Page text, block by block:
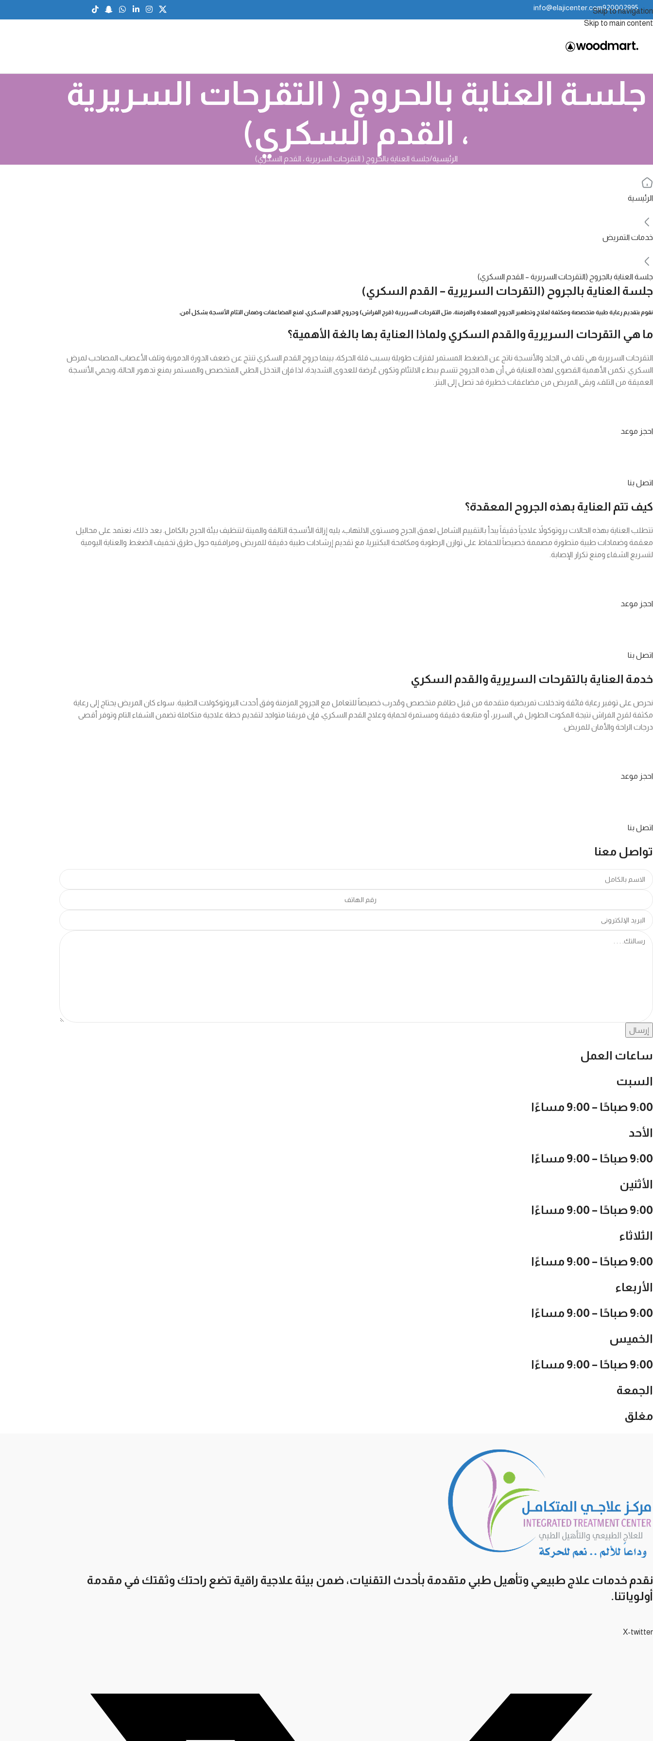
Skip to navigation
Skip to main content
920002995
info@elajicenter.com
جلسة العناية بالحروج ( التقرحات السريرية
، القدم السكري)
الرئيسية جلسة العناية بالحروج ( التقرحات السريرية ، القدم السكري)
الرئيسية
خدمات التمريض
جلسة العناية بالجروح (التقرحات السريرية – القدم السكري)
جلسة العناية بالجروح (التقرحات السريرية – القدم السكري)
نقوم بتقديم رعاية طبية متخصصة ومكثفة لعلاج وتطهير الجروح المعقدة والمزمنة، مثل التقرحات السريرية (قرح الفراش) وجروح القدم السكري، لمنع المضاعفات وضمان التئام الأنسجة بشكل آمن.
ما هي التقرحات السريرية والقدم السكري ولماذا العناية بها بالغة الأهمية؟
التقرحات السريرية هي تلف في الجلد والأنسجة ناتج عن الضغط المستمر لفترات طويلة بسبب قلة الحركة، بينما جروح القدم السكري تنتج عن ضعف الدورة الدموية وتلف الأعصاب المصاحب لمرض
السكري. تكمن الأهمية القصوى لهذه العناية في أن هذه الجروح تتسم ببطء الالتئام وتكون عُرضة للعدوى الشديدة، لذا فإن التدخل الطبي المتخصص والمستمر يمنع تدهور الحالة، ويحمي الأنسجة
العميقة من التلف، ويقي المريض من مضاعفات خطيرة قد تصل إلى البتر.
احجز موعد
اتصل بنا
كيف تتم العناية بهذه الجروح المعقدة؟
تتطلب العناية بهذه الحالات بروتوكولاً علاجياً دقيقاً يبدأ بالتقييم الشامل لعمق الجرح ومستوى الالتهاب، يليه إزالة الأنسجة التالفة والميتة لتنظيف بيئة الجرح بالكامل. بعد ذلك، نعتمد على محاليل
معقمة وضمادات طبية متطورة مصممة خصيصاً للحفاظ على توازن الرطوبة ومكافحة البكتيريا، مع تقديم إرشادات طبية دقيقة للمريض ومرافقيه حول طرق تخفيف الضغط والعناية اليومية
لتسريع الشفاء ومنع تكرار الإصابة.
احجز موعد
اتصل بنا
خدمة العناية بالتقرحات السريرية والقدم السكري
نحرص على توفير رعاية فائقة وتدخلات تمريضية متقدمة من قبل طاقم متخصص ومُدرب خصيصاً للتعامل مع الجروح المزمنة وفق أحدث البروتوكولات الطبية. سواء كان المريض يحتاج إلى رعاية
مكثفة لقرح الفراش نتيجة المكوث الطويل في السرير، أو متابعة دقيقة ومستمرة لحماية وعلاج القدم السكري، فإن فريقنا متواجد لتقديم خطة علاجية متكاملة تضمن الشفاء التام وتوفر أقصى
درجات الراحة والأمان للمريض.
احجز موعد
اتصل بنا
تواصل معنا
إرسال
ساعات العمل
السبت
9:00 صباحًا – 9:00 مساءًا
الأحد
9:00 صباحًا – 9:00 مساءًا
الأثنين
9:00 صباحًا – 9:00 مساءًا
الثلاثاء
9:00 صباحًا – 9:00 مساءًا
الأربعاء
9:00 صباحًا – 9:00 مساءًا
الخميس
9:00 صباحًا – 9:00 مساءًا
الجمعة
مغلق
نقدم خدمات علاج طبيعي وتأهيل طبي متقدمة بأحدث التقنيات، ضمن بيئة علاجية راقية تضع راحتك وثقتك في مقدمة
أولوياتنا.
X-twitter